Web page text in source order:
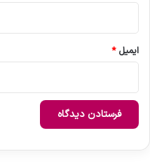
ایمیل*